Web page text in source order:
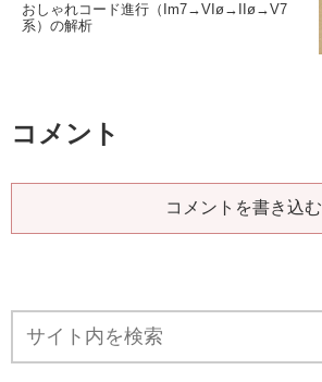
おしゃれコード進行（Im7→VIø→IIø→V7
系）の解析
コメント
コメントを書き込む